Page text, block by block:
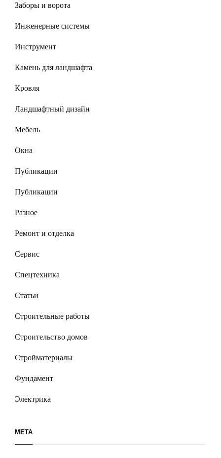
Заборы и ворота
Инженерные системы
Инструмент
Камень для ландшафта
Кровля
Ландшафтный дизайн
Мебель
Окна
Публикации
Публикации
Разное
Ремонт и отделка
Сервис
Спецтехника
Статьи
Строительные работы
Строительство домов
Стройматериалы
Фундамент
Электрика
МЕТА